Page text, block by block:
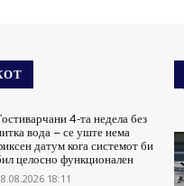
4-та недела без
вода – се уште нема
датум кога системот би
целосно функционален
18:11